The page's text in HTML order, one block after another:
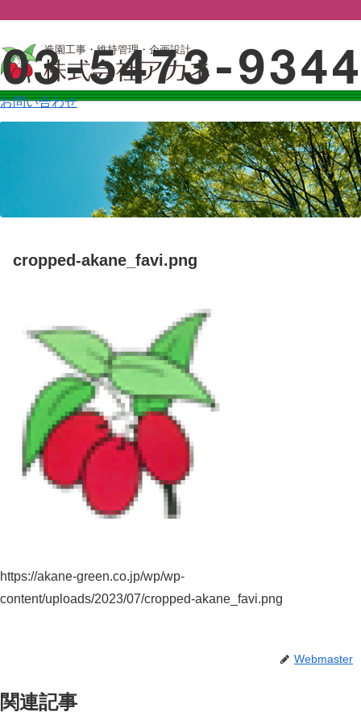
造園工事・維持管理・企画設計
お問い合わせ
cropped-akane_favi.png
https://akane-green.co.jp/wp/wp-
content/uploads/2023/07/cropped-akane_favi.png
Webmaster
関連記事